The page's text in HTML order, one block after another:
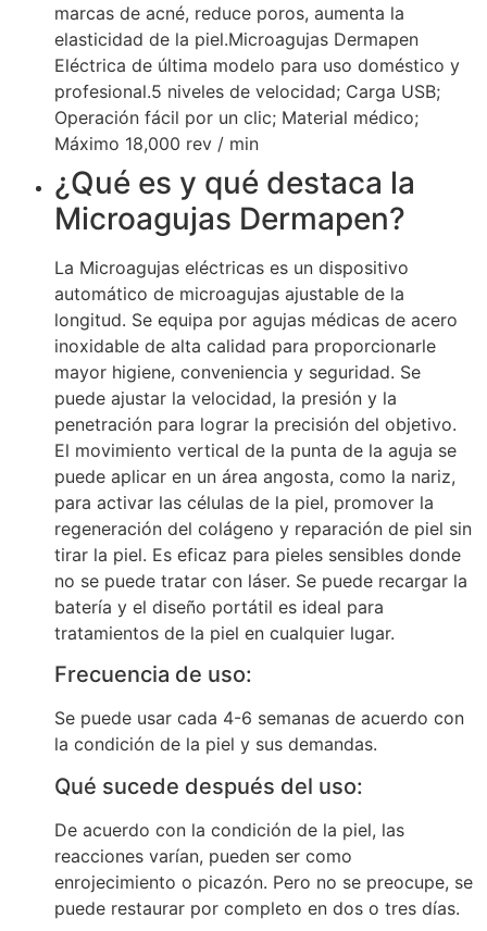
marcas de acné, reduce poros, aumenta la
elasticidad de la piel.Microagujas Dermapen
Eléctrica de última modelo para uso doméstico y
profesional.5 niveles de velocidad; Carga USB;
Operación fácil por un clic; Material médico;
Máximo 18,000 rev / min
¿Qué es y qué destaca la
Microagujas Dermapen?
La Microagujas eléctricas es un dispositivo
automático de microagujas ajustable de la
longitud. Se equipa por agujas médicas de acero
inoxidable de alta calidad para proporcionarle
mayor higiene, conveniencia y seguridad. Se
puede ajustar la velocidad, la presión y la
penetración para lograr la precisión del objetivo.
El movimiento vertical de la punta de la aguja se
puede aplicar en un área angosta, como la nariz,
para activar las células de la piel, promover la
regeneración del colágeno y reparación de piel sin
tirar la piel. Es eficaz para pieles sensibles donde
no se puede tratar con láser. Se puede recargar la
batería y el diseño portátil es ideal para
tratamientos de la piel en cualquier lugar.
Frecuencia de uso:
Se puede usar cada 4-6 semanas de acuerdo con
la condición de la piel y sus demandas.
Qué sucede después del uso:
De acuerdo con la condición de la piel, las
reacciones varían, pueden ser como
enrojecimiento o picazón. Pero no se preocupe, se
puede restaurar por completo en dos o tres días.